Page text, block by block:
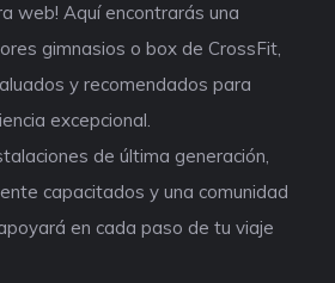
web! Aquí encontrarás una
gimnasios o box de CrossFit,
y recomendados para
excepcional.
de última generación,
capacitados y una comunidad
en cada paso de tu viaje